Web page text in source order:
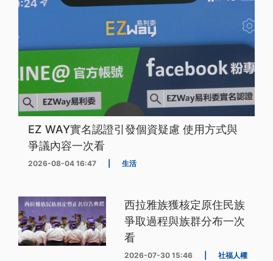
EZ WAY實名認證引發個資疑慮 使用方式與
爭議內容一次看
2026-08-04 16:47 生活
西拉雅族獲核定原住民族
爭取過程與族群分布一次
看
2026-07-30 15:46 社福人權